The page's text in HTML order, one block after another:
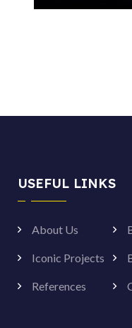
USEFUL LINKS
About Us
Iconic Projects
References